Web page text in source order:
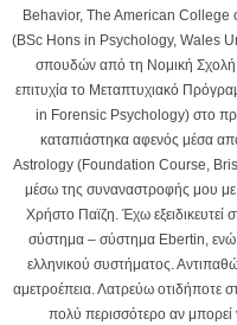
Behavior, The American College
(BSc Hons in Psychology, Wales
σπουδών από τη Νομική
επιτυχία το Μεταπτυχιακό
in Forensic Psychology) στο
καταπιάστηκα αφενός μέσα
Astrology (Foundation Course,
μέσω της συναναστροφής μου με
Χρήστο Παϊζη. Έχω εξειδικευτεί
σύστημα – σύστημα Ebertin,
ελληνικού συστήματος.
αμετροέπεια. Λατρεύω οτιδήποτε
πολύ περισσότερο αν